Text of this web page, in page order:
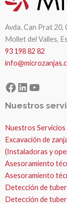
Avda. Can Prat 20,
Mollet del Valles,
93 198 82 82
Facebook
LinkedIn
YouTube
Nuestros
Nuestros Servicios
Excavación de
(Instaladoras y
Asesoramiento
Asesoramiento
Detección de
Detección de